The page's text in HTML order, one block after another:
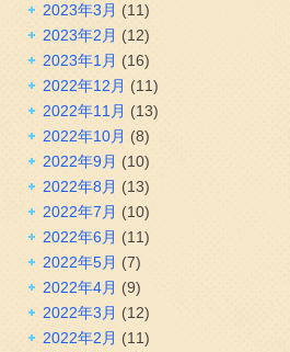
2023年3月 (11)
2023年2月 (12)
2023年1月 (16)
2022年12月 (11)
2022年11月 (13)
2022年10月 (8)
2022年9月 (10)
2022年8月 (13)
2022年7月 (10)
2022年6月 (11)
2022年5月 (7)
2022年4月 (9)
2022年3月 (12)
2022年2月 (11)